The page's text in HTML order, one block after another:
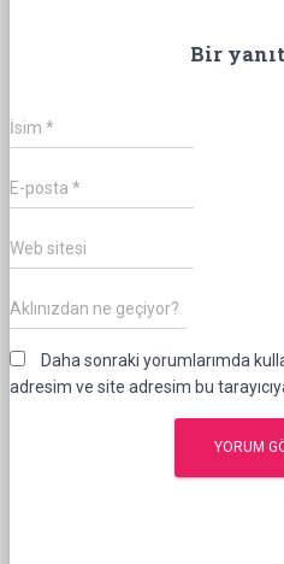
Bir
İsim *
E-posta *
Web sitesi
Aklınızdan ne geçiyor?
Daha sonraki yorumlarımda
adresim ve site adresim bu